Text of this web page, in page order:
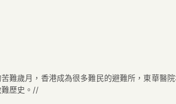
難歲月，香港成為很多難民的避難所，東華醫
難歷史。//